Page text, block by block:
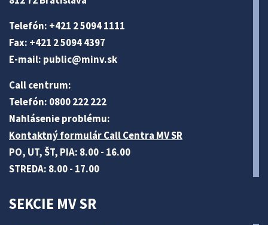
Telefón: +421 2 5094 1111
Fax: +421 2 5094 4397
E-mail: public@minv.sk
Call centrum:
Telefón: 0800 222 222
Nahlásenie problému:
Kontaktný formulár Call Centra MV SR
PO, UT, ŠT, PIA: 8.00 - 16.00
STREDA: 8.00 - 17.00
SEKCIE MV SR